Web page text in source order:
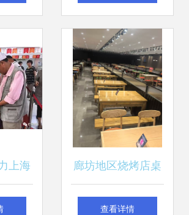
上海
家养
廊坊地区烧烤店桌
椅实力品牌推荐指
查看详情